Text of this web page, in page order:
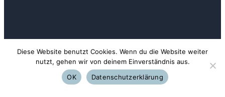
Lindenschmitstraße 31
81371 München (Harras)
Diese Website benutzt Cookies. Wenn du die Website weiter
nutzt, gehen wir von deinem Einverständnis aus.
OK
Datenschutzerklärung